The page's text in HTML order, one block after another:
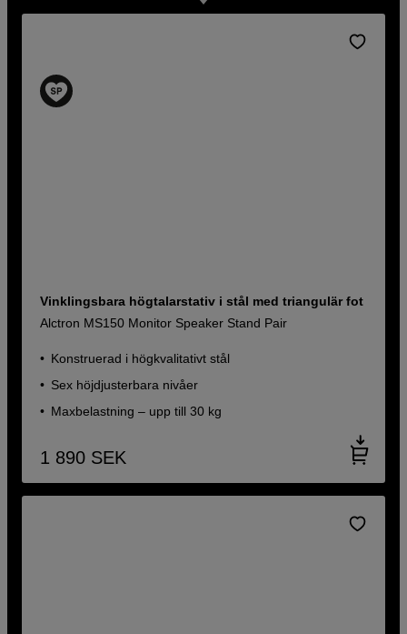
Vinklingsbara högtalarstativ i stål med triangulär fot
Alctron MS150 Monitor Speaker Stand Pair
Konstruerad i högkvalitativt stål
Sex höjdjusterbara nivåer
Maxbelastning – upp till 30 kg
1 890 SEK